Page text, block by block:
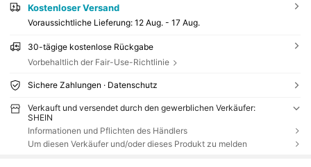
Kostenloser Versand
Voraussichtliche Lieferung: 12 Aug. - 17 Aug.
30-tägige kostenlose Rückgabe
Vorbehaltlich der Fair-Use-Richtlinie
Sichere Zahlungen · Datenschutz
Verkauft und versendet durch den gewerblichen Verkäufer:
SHEIN
Informationen und Pflichten des Händlers
Um diesen Verkäufer und/oder dieses Produkt zu melden